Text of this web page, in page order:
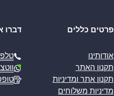
פרטים כללים
אודותינו
תקנון האתר
תקנון אתר ומדיניות
מדיניות משלוחים
דברו